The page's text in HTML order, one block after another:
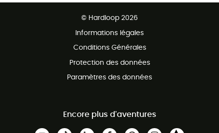
© Hardloop 2026
Informations légales
Conditions Générales
Protection des données
Paramètres des données
Encore plus d'aventures